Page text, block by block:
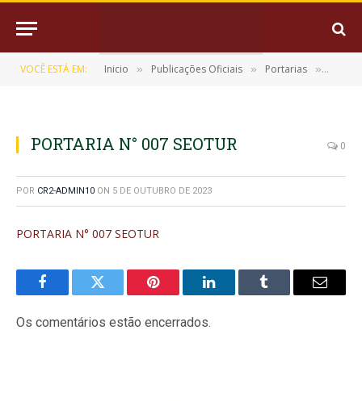
VOCÊ ESTÁ EM: Inicio » Publicações Oficiais » Portarias »
PORTARIA N° 007 SEOTUR 0
POR CR2-ADMIN10 ON 5 DE OUTUBRO DE 2023
PORTARIA N° 007 SEOTUR
FacebookTwitter Pinterest LinkedInTumblr
E-
Os comentários estão encerrados.